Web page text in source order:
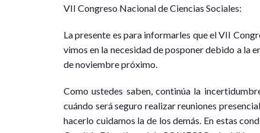
VII Congreso Nacional de Ciencias Sociales:
La presente es para informarles que el VII
vimos en la necesidad de posponer debido a la
de noviembre próximo.
Como ustedes saben, continúa la
cuándo será seguro realizar reuniones
hacerlo cuidamos la de los demás. En estas